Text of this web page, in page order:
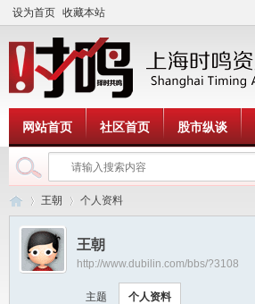
设为首页 收藏本站
网站首页 社区首页 股市纵谈
›
王朝
›
个人资料
王朝
http://www.dubilin.com/bbs/?3108
主题 个人资料